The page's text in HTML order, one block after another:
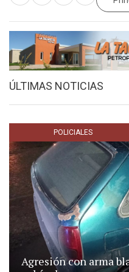
ÚLTIMAS NOTICIAS
POLICIALES
Agresión con arma